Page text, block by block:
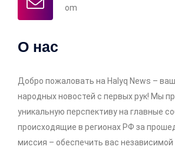
om
О нас
Добро пожаловать на Halyq News –
народных новостей с первых рук! Мы
уникальную перспективу на главные
происходящие в регионах РФ за
миссия – обеспечить вас